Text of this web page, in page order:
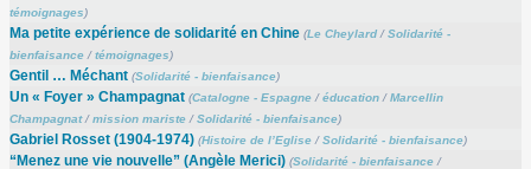
témoignages)
Ma petite expérience de solidarité en Chine (Le Cheylard/Solidarité -
bienfaisance/témoignages)
Gentil … Méchant (Solidarité - bienfaisance)
Un « Foyer » Champagnat (Catalogne - Espagne/éducation/Marcellin
Champagnat/mission mariste/Solidarité - bienfaisance)
Gabriel Rosset (1904-1974) (Histoire de l’Eglise/Solidarité - bienfaisance)
“Menez une vie nouvelle” (Angèle Merici) (Solidarité - bienfaisance/